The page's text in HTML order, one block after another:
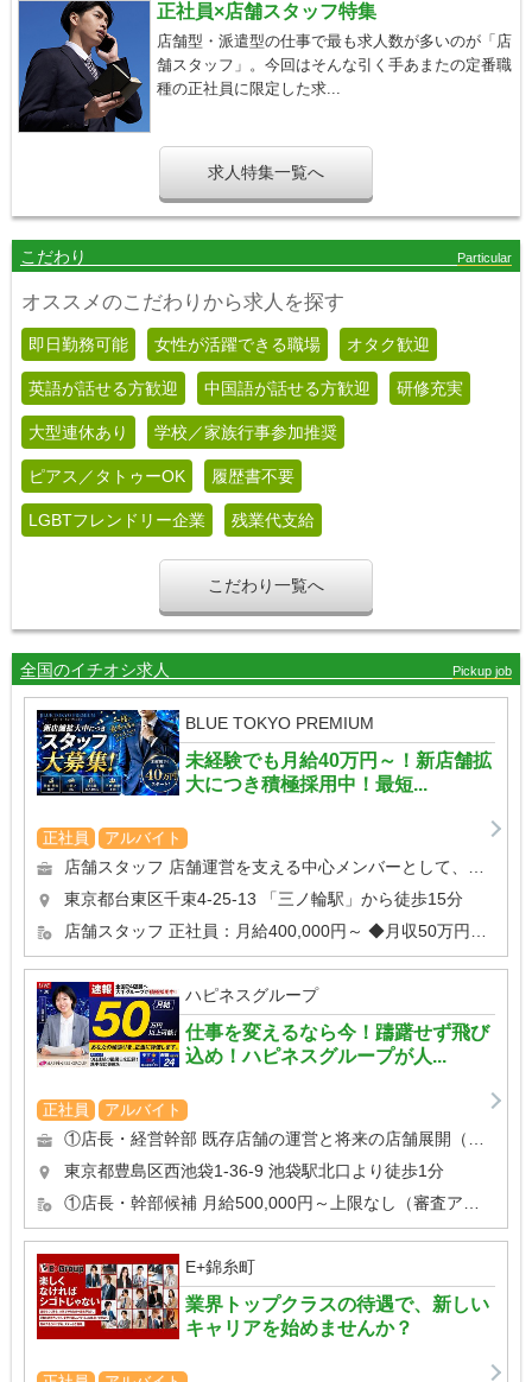
正社員×店舗スタッフ特集
店舗型・派遣型の仕事で最も求人数が多いのが「店
舗スタッフ」。今回はそんな引く手あまたの定番職
種の正社員に限定した求...
求人特集一覧へ
こだわり Particular
オススメのこだわりから求人を探す
即日勤務可能 女性が活躍できる職場 オタク歓迎
英語が話せる方歓迎 中国語が話せる方歓迎 研修充実
大型連休あり 学校／家族行事参加推奨
ピアス／タトゥーOK 履歴書不要
LGBTフレンドリー企業 残業代支給
こだわり一覧へ
全国のイチオシ求人 Pickup job
BLUE TOKYO PREMIUM
未経験でも月給40万円～！新店舗拡
大につき積極採用中！最短...
正社員 アルバイト
東京都台東区千束4-25-13
「三ノ輪駅」から徒歩15分
ハピネスグループ
仕事を変えるなら今！躊躇せず飛び
込め！ハピネスグループが人...
正社員 アルバイト
東京都豊島区西池袋1-36-9 池袋駅北口より徒歩1分
E+錦糸町
業界トップクラスの待遇で、新しい
キャリアを始めませんか？